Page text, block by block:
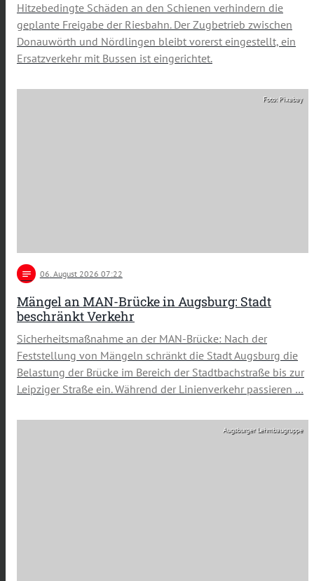
Hitzebedingte Schäden an den Schienen verhindern die
geplante Freigabe der Riesbahn. Der Zugbetrieb zwischen
Donauwörth und Nördlingen bleibt vorerst eingestellt, ein
Ersatzverkehr mit Bussen ist eingerichtet.
Foto: Pixabay
notes 06 . August 2026 07:22
Mängel an MAN-Brücke in Augsburg: Stadt
beschränkt Verkehr
Sicherheitsmaßnahme an der MAN-Brücke: Nach der
Feststellung von Mängeln schränkt die Stadt Augsburg die
Belastung der Brücke im Bereich der Stadtbachstraße bis zur
Leipziger Straße ein. Während der Linienverkehr passieren …
Augsburger Lehmbaugruppe